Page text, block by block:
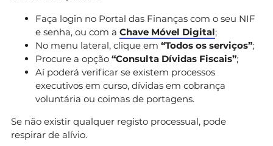
Faça login no Portal das Finanças com o seu NIF
e senha, ou com a Chave Móvel Digital;
No menu lateral, clique em “Todos os serviços”;
Procure a opção “Consulta Dívidas Fiscais”;
Aí poderá verificar se existem processos
executivos em curso, dívidas em cobrança
voluntária ou coimas de portagens.
Se não existir qualquer registo processual, pode
respirar de alívio.